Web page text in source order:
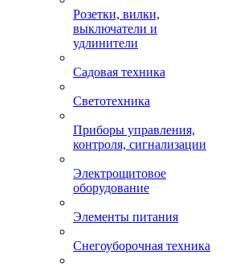
Розетки, вилки,
выключатели и
удлинители
Садовая техника
Светотехника
Приборы управления,
контроля, сигнализации
Электрощитовое
оборудование
Элементы питания
Снегоуборочная техника